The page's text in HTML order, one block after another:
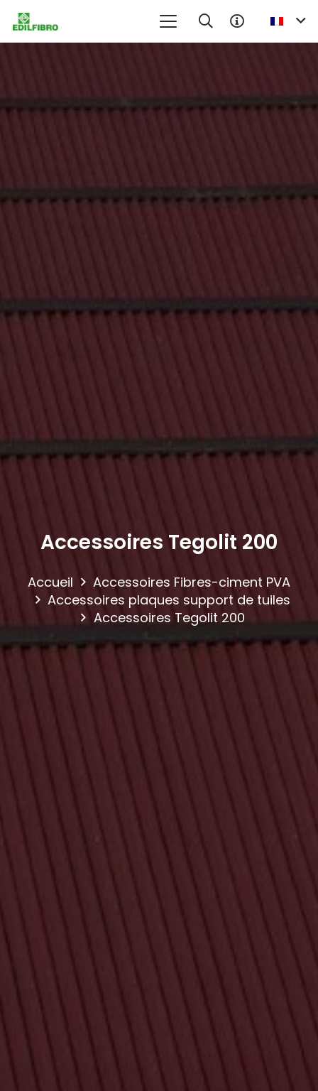
Accessoires Tegolit 200
Accueil
Accessoires Fibres-ciment PVA
Accessoires plaques support de tuiles
Accessoires Tegolit 200